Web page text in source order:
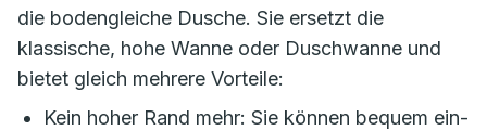
die bodengleiche Dusche. Sie ersetzt die
klassische, hohe Wanne oder Duschwanne und
bietet gleich mehrere Vorteile:
Kein hoher Rand mehr: Sie können bequem ein-